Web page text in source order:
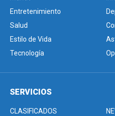
Entretenimiento
Salud
Estilo de Vida
Tecnología
SERVICIOS
CLASIFICADOS